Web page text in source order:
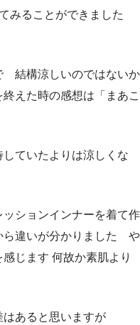
みることができました
結構涼しいのではないか
えた時の感想は「まあこ
ていたよりは涼しくな
ションインナーを着て作
違いが分かりました や
じます 何故か素肌より
あると思いますが